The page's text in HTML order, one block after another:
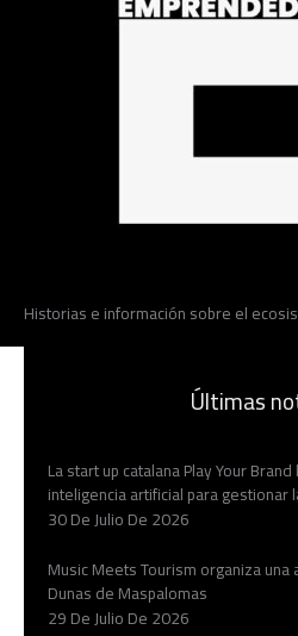
Historias e información sobre el
Últimas
La start up catalana Play Your
inteligencia artificial para gestionar
30 De Julio De 2026
Music Meets Tourism organiza
Dunas de Maspalomas
29 De Julio De 2026